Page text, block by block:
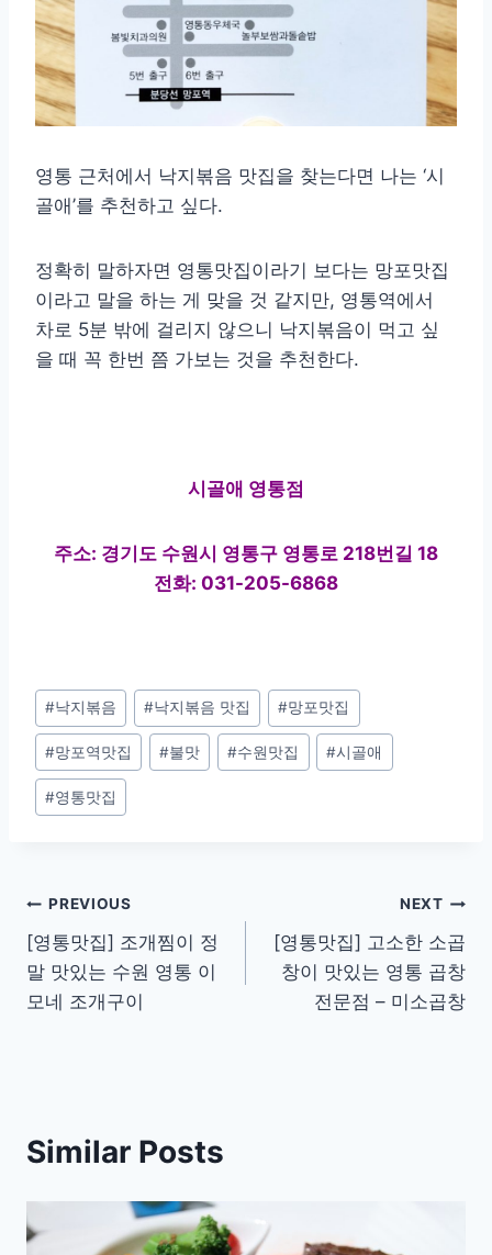
영통 근처에서 낙지볶음 맛집을 찾는다면 나는 ‘시
골애’를 추천하고 싶다.
정확히 말하자면 영통맛집이라기 보다는 망포맛집
이라고 말을 하는 게 맞을 것 같지만, 영통역에서
차로 5분 밖에 걸리지 않으니 낙지볶음이 먹고 싶
을 때 꼭 한번 쯤 가보는 것을 추천한다.
시골애 영통점
주소: 경기도 수원시 영통구 영통로 218번길 18
전화: 031-205-6868
Post
Tags:
#낙지볶음 #낙지볶음 맛집 #망포맛집
#망포역맛집 #불맛 #수원맛집 #시골애
#영통맛집
Post
navigation
PREVIOUS
[영통맛집] 조개찜이 정
말 맛있는 수원 영통 이
모네 조개구이
NEXT
[영통맛집] 고소한 소곱
창이 맛있는 영통 곱창
전문점 – 미소곱창
Similar Posts